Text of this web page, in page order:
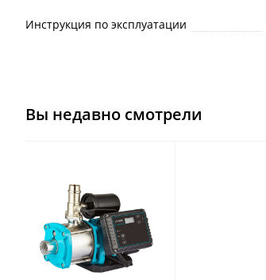
Инструкция по эксплуатации
Вы недавно смотрели